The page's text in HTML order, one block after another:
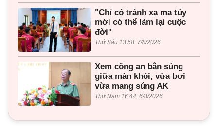
"Chỉ có tránh xa ma túy
mới có thể làm lại cuộc
đời"
Thứ Sáu 13:58, 7/8/2026
Xem công an bắn súng
giữa màn khói, vừa bơi
vừa mang súng AK
Thứ Năm 16:44, 6/8/2026